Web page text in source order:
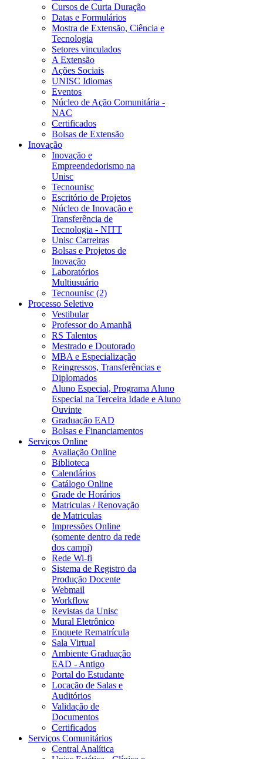
Cursos de Curta Duração
Datas e Formulários
Mostra de Extensão, Ciência e
Tecnologia
Setores vinculados
A Extensão
Ações Sociais
UNISC Idiomas
Eventos
Núcleo de Ação Comunitária -
NAC
Certificados
Bolsas de Extensão
Inovação
Inovação e
Empreendedorismo na
Unisc
Tecnounisc
Escritório de Projetos
Núcleo de Inovação e
Transferência de
Tecnologia - NITT
Unisc Carreiras
Bolsas e Projetos de
Inovação
Laboratórios
Multiusuário
Tecnounisc (2)
Processo Seletivo
Vestibular
Professor do Amanhã
RS Talentos
Mestrado e Doutorado
MBA e Especialização
Reingressos, Transferências e
Diplomados
Aluno Especial, Programa Aluno
Especial na Terceira Idade e Aluno
Ouvinte
Graduação EAD
Bolsas e Financiamentos
Serviços Online
Avaliação Online
Biblioteca
Calendários
Catálogo Online
Grade de Horários
Matriculas / Renovação
de Matriculas
Impressões Online
(somente dentro da rede
dos campi)
Rede Wi-fi
Sistema de Registro da
Produção Docente
Webmail
Workflow
Revistas da Unisc
Mural Eletrônico
Enquete Rematrícula
Sala Virtual
Ambiente Graduação
EAD - Antigo
Portal do Estudante
Locação de Salas e
Auditórios
Validação de
Documentos
Certificados
Serviços Comunitários
Central Analítica